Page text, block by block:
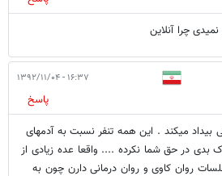
چرا آنلاین
۱۶:۳۷ - ۱۳۹۲/۱۱/۰۴
پاسخ
بیداد میکند . این همه تنفر نسبت به آدمهای
بدی در حق شما نکرده .... واقعا عده زیادی از
جلسات روان کاوی و روان درمانی دارن چون به